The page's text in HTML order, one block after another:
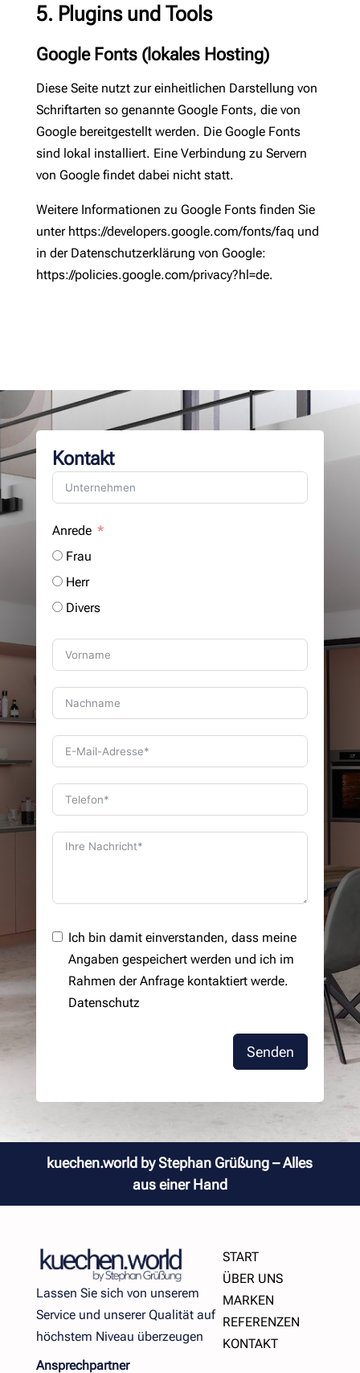
5. Plugins und Tools
Google Fonts (lokales Hosting)
Diese Seite nutzt zur einheitlichen Darstellung von
Schriftarten so genannte Google Fonts, die von
Google bereitgestellt werden. Die Google Fonts
sind lokal installiert. Eine Verbindung zu Servern
von Google findet dabei nicht statt.
Weitere Informationen zu Google Fonts finden Sie
unter https://developers.google.com/fonts/faq und
in der Datenschutzerklärung von Google:
https://policies.google.com/privacy?hl=de.
Kontakt
Anrede
Frau
Herr
Divers
Ich bin damit einverstanden, dass meine
Angaben gespeichert werden und ich im
Rahmen der Anfrage kontaktiert werde.
Datenschutz
Senden
kuechen.world by Stephan Grüßung – Alles
aus einer Hand
Lassen Sie sich von unserem
Service und unserer Qualität auf
höchstem Niveau überzeugen
START
ÜBER UNS
MARKEN
REFERENZEN
KONTAKT
Ansprechpartner